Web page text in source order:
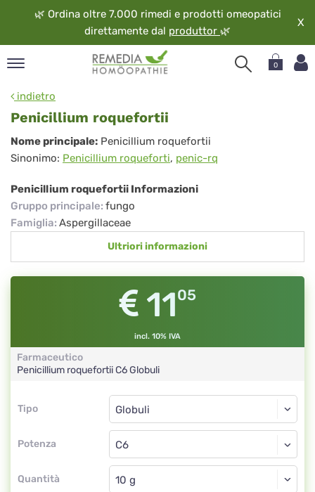
🌿 Ordina oltre 7.000 rimedi e prodotti omeopatici
direttamente dal produttor 🌿
X
0
indietro
Penicillium roquefortii
Penicillium
roquefortii
Nome principale: Penicillium roquefortii
Sinonimo: Penicillium roqueforti, penic-rq
Penicillium roquefortii Informazioni
Gruppo principale: fungo
Famiglia: Aspergillaceae
Ultriori informazioni
1105
incl. 10% IVA
Farmaceutico
Penicillium roquefortiiC6Globuli
Tipo
Tipo
Potenza
Globuli
C6
Quantità
Globuli